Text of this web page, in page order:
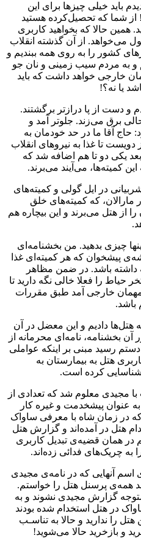
باید خیلی چیزها برای این
از شما که تحصیل‌کرده هستید
همین حالا که بخواهید کاربری
می‌خواهد. از آن گذشته انقلاب
کشور را به روی همه ببندیم و
و به مردم سیب زمینی و نان جو
خارجی خواهد داشت که باید
یا نه؟!
و دست از پا درازتر برگشتند.
برق می‌زند. جلوتر آمد و
آقا ما در حد خودمان به
تا غذا به نیروهای انقلاب
یکی دو تا هم اضافه شد که
کمیته‌ها، می‌آیند می‌برند.
در ایل گولی و کمیته‌های
که کمیته‌های خلق
از هتل می‌برند و این بیچاره هم
چیزی بدهید. من بخشنامه‌ای
پیشخوان که هر کمیته‌ای غذا
داشته باشد. در ضمن مظاهر
حیاط را فعلا خالی نگه دارید تا
خارجی آمد طبق مقررات
باشد.
هتل‌ها دادیم و این معضل در آن
بخشنامه، نامه‌ای محرمانه از
رسید مبنی بر اینکه عواملی
هتل به بیمارستان به
شناسایی کرده است.
مجیدی معلوم شد که تعدادی از
عنوان پیشخدمت و غیره کار
در زمان شاه با معرفی ساواک
هتل در آمده‌اند و گزارش هتل
در همان قضیه‌ی تبدیل کاربری
به چریک‌های فدائی زده‌اند.
اسم آنهایی که در نامه‌ی مجیدی
همه‌ی پرسنل هتل را خواستم.
گزارش مجیدی نشوند و به
در هتل استخدام شده بودند
را ندارید و حالا به تناسـب
و بازخرید حالا می‌شوید!